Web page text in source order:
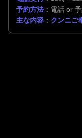
予約方法 ：電話 or
主な内容 ： クンニご